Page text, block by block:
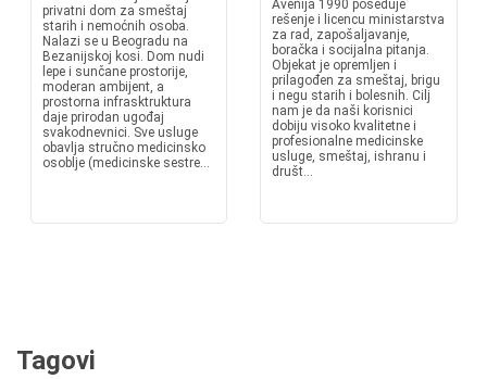
privatni dom za smeštaj
starih i nemoćnih osoba.
Nalazi se u Beogradu na
Bezanijskoj kosi. Dom nudi
lepe i sunčane prostorije,
moderan ambijent, a
prostorna infrasktruktura
daje prirodan ugođaj
svakodnevnici. Sve usluge
obavlja stručno medicinsko
osoblje (medicinske sestre...
Avenija 1990 poseduje
rešenje i licencu ministarstva
za rad, zapošaljavanje,
boračka i socijalna pitanja.
Objekat je opremljen i
prilagođen za smeštaj, brigu
i negu starih i bolesnih. Cilj
nam je da naši korisnici
dobiju visoko kvalitetne i
profesionalne medicinske
usluge, smeštaj, ishranu i
društ...
Tagovi